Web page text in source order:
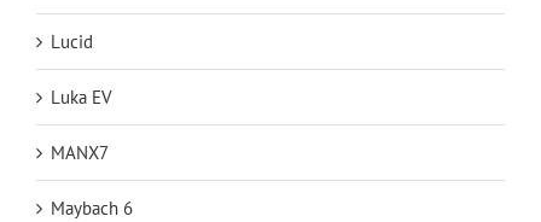
Lucid
Luka EV
MANX7
Maybach 6